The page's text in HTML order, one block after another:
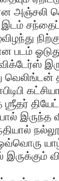
அஞ்சலி
இடம்
படம்
ஶ்ரீதர்
இருந்த
இருக்கும்